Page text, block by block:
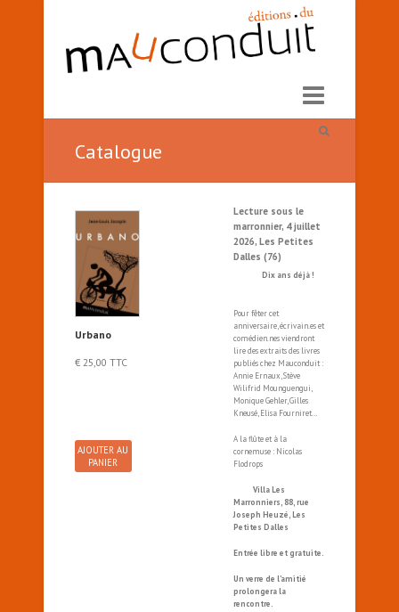
Catalogue
Urbano
€ 25,00 TTC
AJOUTER AU
PANIER
Lecture sous le
marronnier, 4 juillet
2026, Les Petites
Dalles (76)
Dix ans déjà !
Pour fêter cet
anniversaire, écrivain.es et
comédien.nes viendront
lire des extraits des livres
publiés chez Mauconduit :
Annie Ernaux, Stève
Wilifrid Mounguengui,
Monique Gehler, Gilles
Kneusé, Elisa Fourniret…
A la flûte et à la
cornemuse : Nicolas
Flodrops
Villa Les
Marronniers, 88, rue
Joseph Heuzé, Les
Petites Dalles
Entrée libre et gratuite.
Un verre de l’amitié
prolongera la
rencontre.